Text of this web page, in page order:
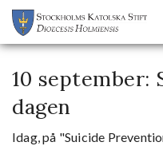
10 september:
dagen
Idag, på "Suicide